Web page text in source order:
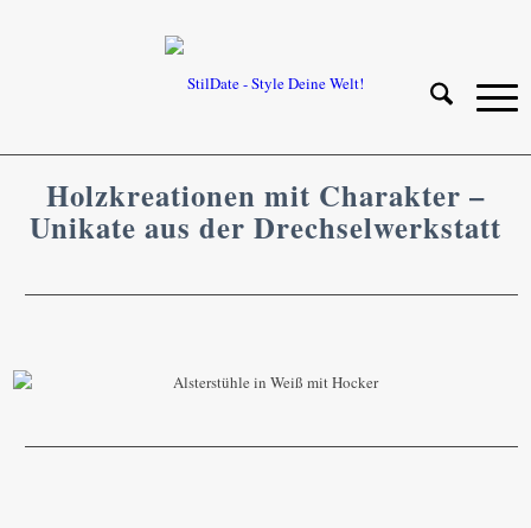
Holzkreationen mit Charakter –
Unikate aus der Drechselwerkstatt
Schöne Holzkunst aus der Drechselwerkstatt von